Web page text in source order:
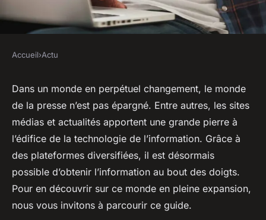
Sites médias et actualités : que
faut-il savoir ?
sébastien•2 octobre 2023•3 min de lecture
Accueil›Actu
Dans un monde en perpétuel changement, le monde
de la presse n’est pas épargné. Entre autres, les sites
médias et actualités apportent une grande pierre à
l’édifice de la technologie de l’information. Grâce à
des plateformes diversifiées, il est désormais
possible d’obtenir l’information au bout des doigts.
Pour en découvrir sur ce monde en pleine expansion,
nous vous invitons à parcourir ce guide.